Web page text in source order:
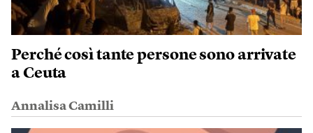
Perché così tante persone sono arrivate
a Ceuta
Annalisa Camilli